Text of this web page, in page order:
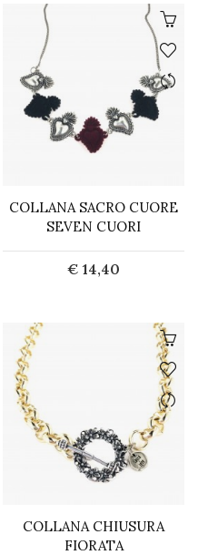
COLLANA SACRO CUORE
SEVEN CUORI
€ 14,40
COLLANA CHIUSURA
FIORATA